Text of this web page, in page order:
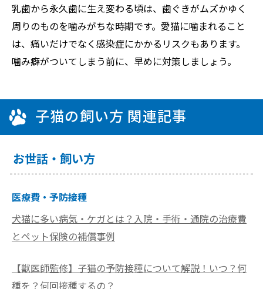
乳歯から永久歯に生え変わる頃は、歯ぐきがムズかゆく
周りのものを噛みがちな時期です。愛猫に噛まれること
は、痛いだけでなく感染症にかかるリスクもあります。
噛み癖がついてしまう前に、早めに対策しましょう。
子猫の飼い方 関連記事
お世話・飼い方
医療費・予防接種
犬猫に多い病気・ケガとは？入院・手術・通院の治療費
とペット保険の補償事例
【獣医師監修】子猫の予防接種について解説！いつ？何
種を？何回接種するの？